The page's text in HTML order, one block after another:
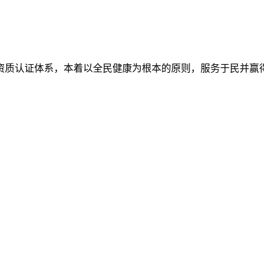
认证体系，本着以全民健康为根本的原则，服务于民并赢